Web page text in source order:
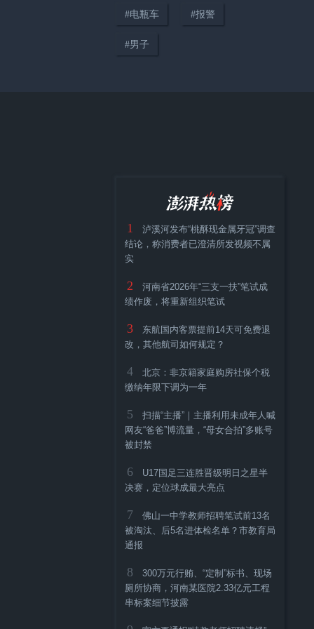
护士跪地心肺复苏抢回一命
暖侬心｜当聋哑男子比划着“我饿
#电瓶车 #报警
#男子
1
泸溪河发布“桃酥现金属牙冠”调查
结论，称消费者已澄清所发视频不属
实
2
河南省2026年“三支一扶”笔试成
绩作废，将重新组织笔试
3
东航国内客票提前14天可免费退
改，其他航司如何规定？
4
北京：非京籍家庭购房社保个税
缴纳年限下调为一年
5
扫描“主播”｜主播利用未成年人喊
网友“爸爸”博流量，“母女合拍”多账号
被封禁
6
U17国足三连胜晋级明日之星半
决赛，定位球成最大亮点
7
佛山一中学教师招聘笔试前13名
被淘汰、后5名进体检名单？市教育局
通报
8
300万元行贿、“定制”标书、现场
厕所协商，河南某医院2.33亿元工程
串标案细节披露